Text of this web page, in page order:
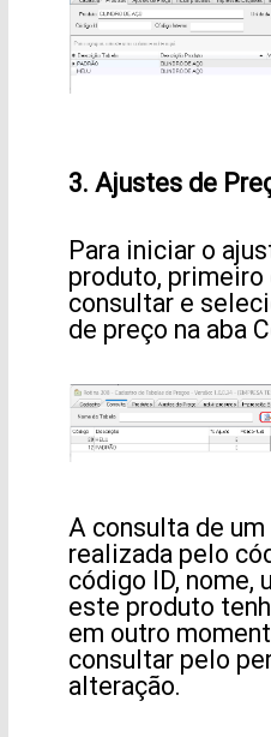
3. Ajustes de
Para iniciar o
produto, primeiro
consultar e
de preço na aba
A consulta de
realizada pelo
código ID, nome,
este produto
em outro
consultar pelo
alteração.